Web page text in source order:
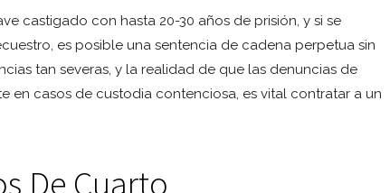
castigado con hasta 20-30 años de prisión, y si se
es posible una sentencia de cadena perpetua sin
tan severas, y la realidad de que las denuncias de
en casos de custodia contenciosa, es vital contratar a un
De Cuarto